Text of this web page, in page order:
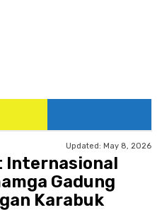
Updated: May 8, 2026
Internasional
Gadung
Karabuk